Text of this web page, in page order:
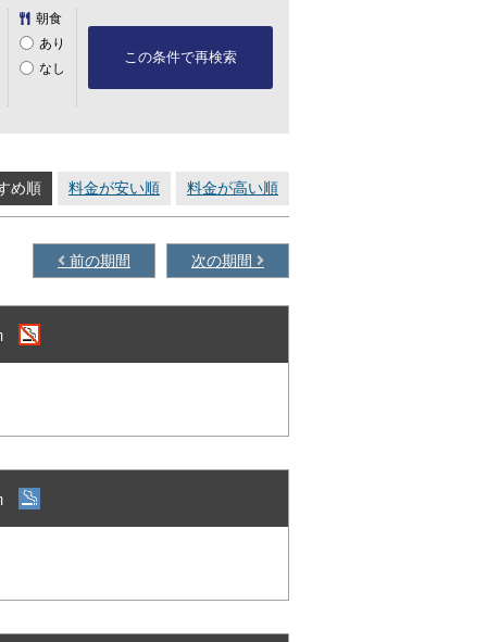
朝食
あり
なし
この条件で再検索
め順 料金が安い順 料金が高い順
前の期間 次の期間